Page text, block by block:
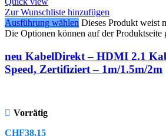
Zur Wunschliste hinzufügen
Ausführung wählen Dieses Produkt weist
Die Optionen können auf der Produktseite
neu KabelDirekt – HDMI 2.1
Speed, Zertifiziert – 1m/1.5m/2m
Vorrätig
CHF38.15